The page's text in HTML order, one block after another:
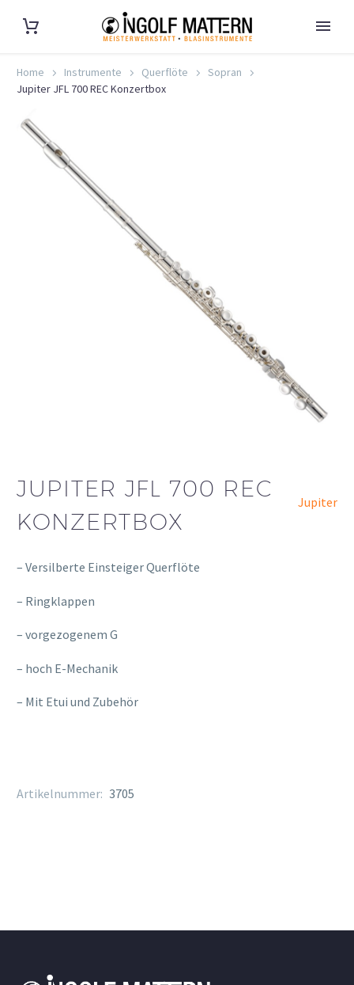
Home Instrumente Querflöte
Sopran
Jupiter JFL 700 REC Konzertbox
JUPITER JFL 700 REC
KONZERTBOX
Jupiter
– Versilberte Einsteiger Querflöte
– Ringklappen
– vorgezogenem G
– hoch E-Mechanik
– Mit Etui und Zubehör
Artikelnummer: 3705